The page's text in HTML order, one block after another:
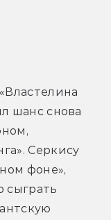
шанс снова
Серкису
фоне»,
сыграть